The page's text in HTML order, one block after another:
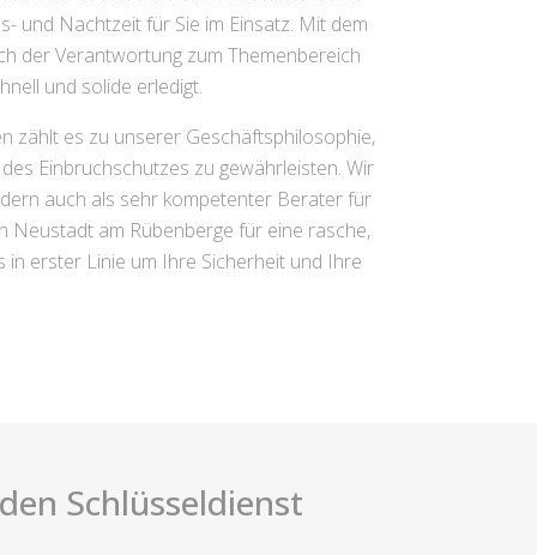
und Nachtzeit für Sie im Einsatz. Mit dem
der Verantwortung zum Themenbereich
und solide erledigt.
zählt es zu unserer Geschäftsphilosophie,
Einbruchschutzes zu gewährleisten. Wir
auch als sehr kompetenter Berater für
Neustadt am Rübenberge für eine rasche,
in erster Linie um Ihre Sicherheit und Ihre
Schlüsseldienst